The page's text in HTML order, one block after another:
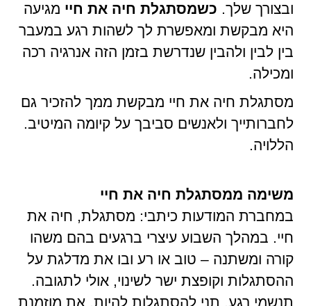
ובצורך שלך. כשמסתגלת חיה את חיי מגיעה
היא מבקשת ומאפשרת לך לשהות רגע במעבר
בין לבין ולהבין שנדרשת בזמן הזה אנרגיה רכה
ומכילה.
מסתגלת חיה את חיי מבקשת ממך להזכיר גם
לחברותייך ולאנשים סביבך על קיומה המיטיב.
הללויה.
משימה ממסתגלת חיה את חיי
במחברת המודעות כיתבי: מסתגלת, חיה את
חיי. במהלך השבוע עיצרי ברגעים בהם משהו
קורה ומשתנה – טוב או רע ובו את מדלגת על
ההסתגלות וקופצת ישר לשינוי, אולי לתגובה.
תנשמי רגע, תני להסתגלות להיות. את מוזמנת